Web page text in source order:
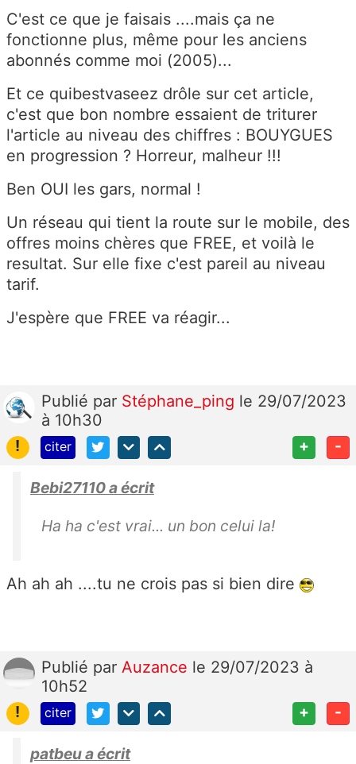
C'est ce que je faisais ....mais ça ne
fonctionne plus, même pour les anciens
abonnés comme moi (2005)...
Et ce quibestvaseez drôle sur cet article,
c'est que bon nombre essaient de triturer
l'article au niveau des chiffres : BOUYGUES
en progression ? Horreur, malheur !!!
Ben OUI les gars, normal !
Un réseau qui tient la route sur le mobile, des
offres moins chères que FREE, et voilà le
resultat. Sur elle fixe c'est pareil au niveau
tarif.
J'espère que FREE va réagir...
Publié par Stéphane_ping le 29/07/2023
à 10h30
!
citer + -
Bebi27110 a écrit
Ha ha c'est vrai... un bon celui la!
Ah ah ah ....tu ne crois pas si bien dire
Publié par Auzance le 29/07/2023 à
10h52
!
citer + -
patbeu a écrit